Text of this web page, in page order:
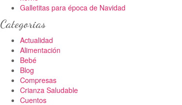
Galletitas para época de Navidad
Categorias
Actualidad
Alimentación
Bebé
Blog
Compresas
Crianza Saludable
Cuentos